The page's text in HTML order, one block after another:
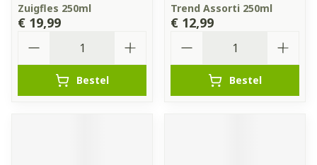
Zuigfles 250ml
€ 19,99
Bestel
Trend Assorti 250ml
€ 12,99
Bestel